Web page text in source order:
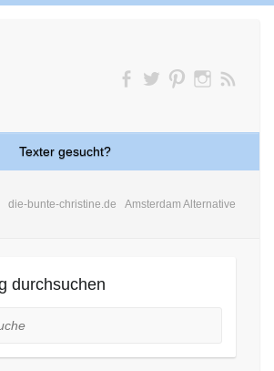
Texter gesucht?
die-bunte-christine.de Amsterdam Alternative
durchsuchen